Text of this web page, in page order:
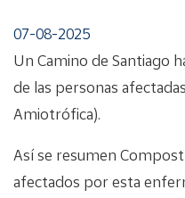
07-08-2025
Un Camino de Santiago
de las personas
Amiotrófica).
Así se resumen
afectados por esta